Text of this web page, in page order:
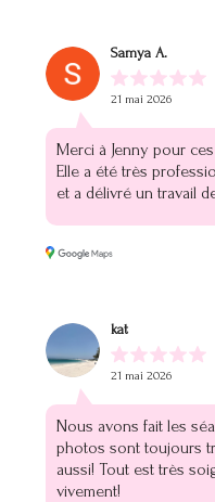
Samya A.
21 mai 2026
Merci à Jenny pour
Elle a été très
et a délivré un travail
kat
21 mai 2026
Nous avons fait les
photos sont toujours
aussi! Tout est très
vivement!